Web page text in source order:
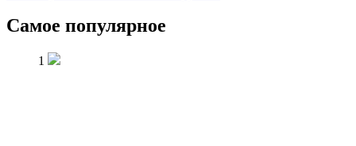
Самое популярное
1